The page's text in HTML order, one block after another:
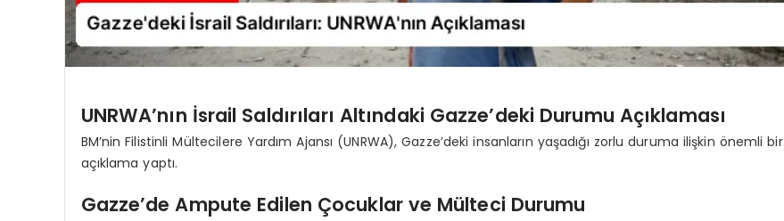
UNRWA’nın İsrail Saldırıları Altındaki Gazze’deki Durumu Açıklaması
BM’nin Filistinli Mültecilere Yardım Ajansı (UNRWA), Gazze’deki insanların yaşadığı zorlu duruma ilişkin önemli bir
açıklama yaptı.
Gazze’de Ampute Edilen Çocuklar ve Mülteci Durumu